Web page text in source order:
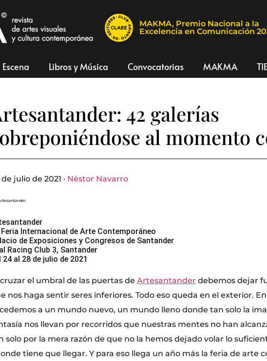
MAKMA, Premio Nacional a la
Excelencia en Comunicación
Escena Libros y Música Convocatorias MAKMA
42 galerías
al momento
julio de 2021 · Néstor Navarro
Feria Internacional de Arte Contemporáneo
de Exposiciones y Congresos de Santander
Racing Club 3, Santander
24 al 28 de julio de 2021
el umbral de las puertas de Artesantander debemos dejar
nos haga sentir seres inferiores. Todo eso queda en el exterior.
a un mundo nuevo, un mundo lleno donde tan solo la
nos llevan por recorridos que nuestras mentes no han
solo por la mera razón de que no la hemos dejado volar lo
tiene que llegar. Y para eso llega un año más la feria de arte